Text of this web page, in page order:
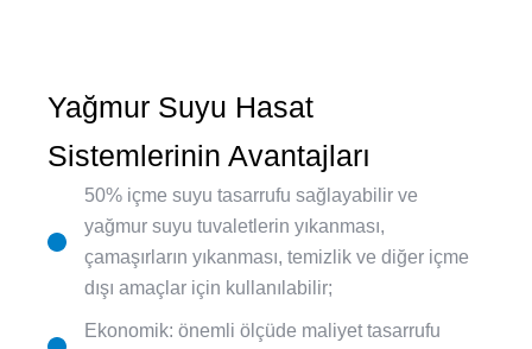
Yağmur Suyu Hasat
Sistemlerinin Avantajları
50% içme suyu tasarrufu sağlayabilir ve
yağmur suyu tuvaletlerin yıkanması,
çamaşırların yıkanması, temizlik ve diğer içme
dışı amaçlar için kullanılabilir;
Ekonomik: önemli ölçüde maliyet tasarrufu